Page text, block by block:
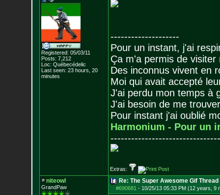
Registered: 05/03/11
Posts: 7,212
Loc: Québecédelic
Last seen: 23 hours, 20
minutes
--------------------
Pour un instant, j'ai
Ça m'a permis de visiter
Des inconnus vivent en
Moi qui avait accepté
J'ai perdu mon temps à
J'ai besoin de me
Pour instant j'ai oublié
Harmonium - Pour un
--------------------------------
Extras:
niteowl
GrandPaw
Re: The Super Awesome Gif Thread
#690681 - 10/25/13 05:33 PM (12 years, 9